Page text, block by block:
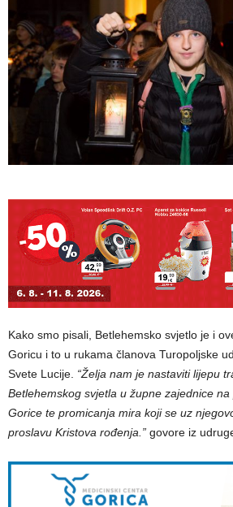
Kako smo pisali, Betlehemsko svjetlo je i
Goricu i to u rukama članova Turopoljske
Svete Lucije. “Želja nam je nastaviti lijepu
Betlehemskog svjetla u župne zajednice
Gorice te promicanja mira koji se uz
proslavu Kristova rođenja.” govore iz